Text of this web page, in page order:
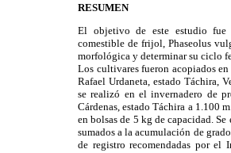
RESUMEN
El objetivo de este estudio fue
comestible de frijol, Phaseolus
morfológica y determinar su ciclo
Los cultivares fueron acopiados
Rafael Urdaneta, estado Táchira,
se realizó en el invernadero de
Cárdenas, estado Táchira a 1.100
en bolsas de 5 kg de capacidad.
sumados a la acumulación de
de registro recomendadas por el